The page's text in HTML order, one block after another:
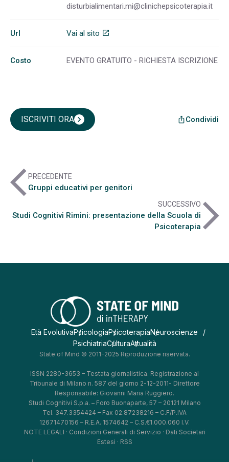
disturbialimentari.mi@clinichepsicoterapia.it
Url Vai al sito open_in_new
Costo EVENTO GRATUITO - RICHIESTA ISCRIZIONE
ISCRIVITI ORAchevron_right ios_shareCondividi
arrow_back_iosPRECEDENTE
Gruppi educativi per genitori
SUCCESSIVO
Studi Cognitivi Rimini: presentazione della Scuola di
Psicoterapiaarrow_forward_ios
Età EvolutivaPsicologiaPsicoterapiaNeuroscienze
PsichiatriaCulturaAttualità
State of Mind © 2011-2025 Riproduzione riservata.
ISSN 2280-3653 – Testata giornalistica. Registrazione al
Tribunale di Milano n. 587 del giorno 2-12-2011- Direttore
Responsabile: Giovanni Maria Ruggiero.
Studi Cognitivi S.p.a. – Foro Buonaparte, 57 – 20121 Milano
Tel. 347.3354424 – Fax 02.87238216 – C.F/P.IVA
12671470156 – R.E.A. 1574642 – C.S.€1.000.060 I.V.
NOTE LEGALI · Condizioni Generali di Servizio · Dati Societari
Estesi · RSS